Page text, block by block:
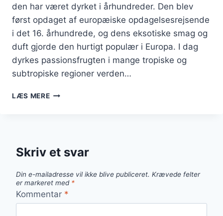
den har været dyrket i århundreder. Den blev
først opdaget af europæiske opdagelsesrejsende
i det 16. århundrede, og dens eksotiske smag og
duft gjorde den hurtigt populær i Europa. I dag
dyrkes passionsfrugten i mange tropiske og
subtropiske regioner verden…
LÆS MEREPASSIONSFRUGT
OG
RET
Skriv et svar
Din e-mailadresse vil ikke blive publiceret. Krævede felter
er markeret med *
Kommentar *